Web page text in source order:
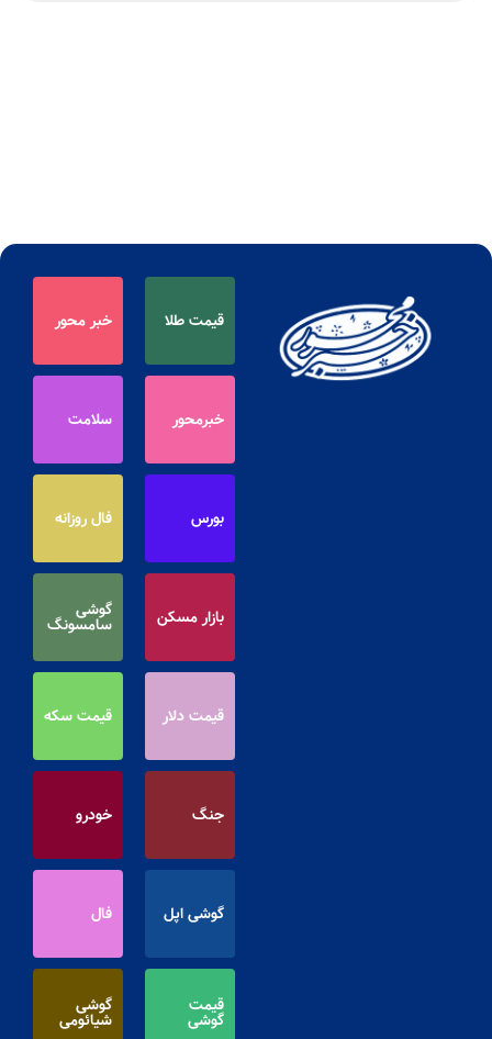
قیمت طلا خبر محور
خبرمحور سلامت
بورس فال روزانه
بازار مسکن گوشی
سامسونگ
قیمت دلار قیمت سکه
جنگ خودرو
گوشی اپل فال
قیمت
گوشی
گوشی
شیائومی